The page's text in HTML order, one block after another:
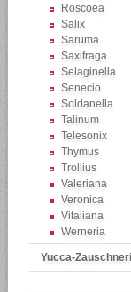
Roscoea
Salix
Saruma
Saxifraga
Selaginella
Senecio
Soldanella
Talinum
Telesonix
Thymus
Trollius
Valeriana
Veronica
Vitaliana
Werneria
Yucca-